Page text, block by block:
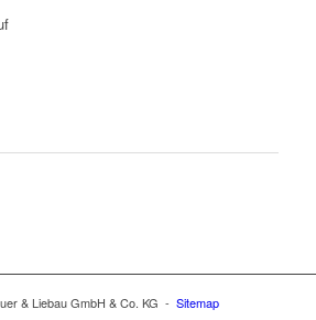
& Liebau GmbH & Co. KG - Sitemap